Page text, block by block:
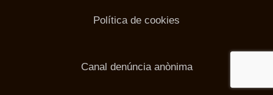
Política de cookies
Canal denúncia anònima